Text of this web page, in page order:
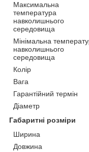
Максимальна
температура
навколишнього
середовища
Мінімальна
навколишнього
середовища
Колір
Вага
Гарантійний термін
Діаметр
Габаритні розміри
Ширина
Довжина